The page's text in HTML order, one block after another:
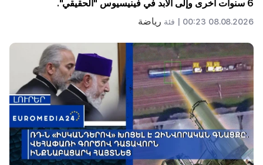
6 سنوات أخرى وإلى الأبد في فينيسيوس "الحقيقي".
08.08.2026 00:23 | فئة رياضة